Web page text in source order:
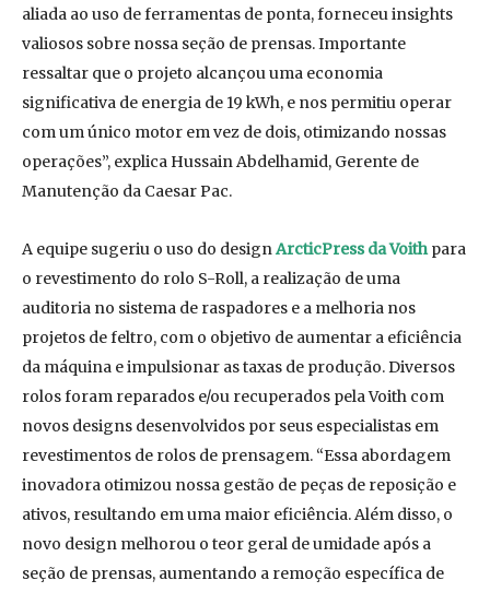
aliada ao uso de ferramentas de ponta, forneceu insights
valiosos sobre nossa seção de prensas. Importante
ressaltar que o projeto alcançou uma economia
significativa de energia de 19 kWh, e nos permitiu operar
com um único motor em vez de dois, otimizando nossas
operações”, explica Hussain Abdelhamid, Gerente de
Manutenção da Caesar Pac.
A equipe sugeriu o uso do designArcticPress da Voithpara
o revestimento do rolo S-Roll, a realização de uma
auditoria no sistema de raspadores e a melhoria nos
projetos de feltro, com o objetivo de aumentar a eficiência
da máquina e impulsionar as taxas de produção. Diversos
rolos foram reparados e/ou recuperados pela Voith com
novos designs desenvolvidos por seus especialistas em
revestimentos de rolos de prensagem. “Essa abordagem
inovadora otimizou nossa gestão de peças de reposição e
ativos, resultando em uma maior eficiência. Além disso, o
novo design melhorou o teor geral de umidade após a
seção de prensas, aumentando a remoção específica de